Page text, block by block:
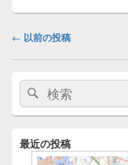
中…
投
ビ
ゲ
ー
シ
ョ
← 以前の投稿
ン
サ
ド
検
索:
検
索
最近の投稿